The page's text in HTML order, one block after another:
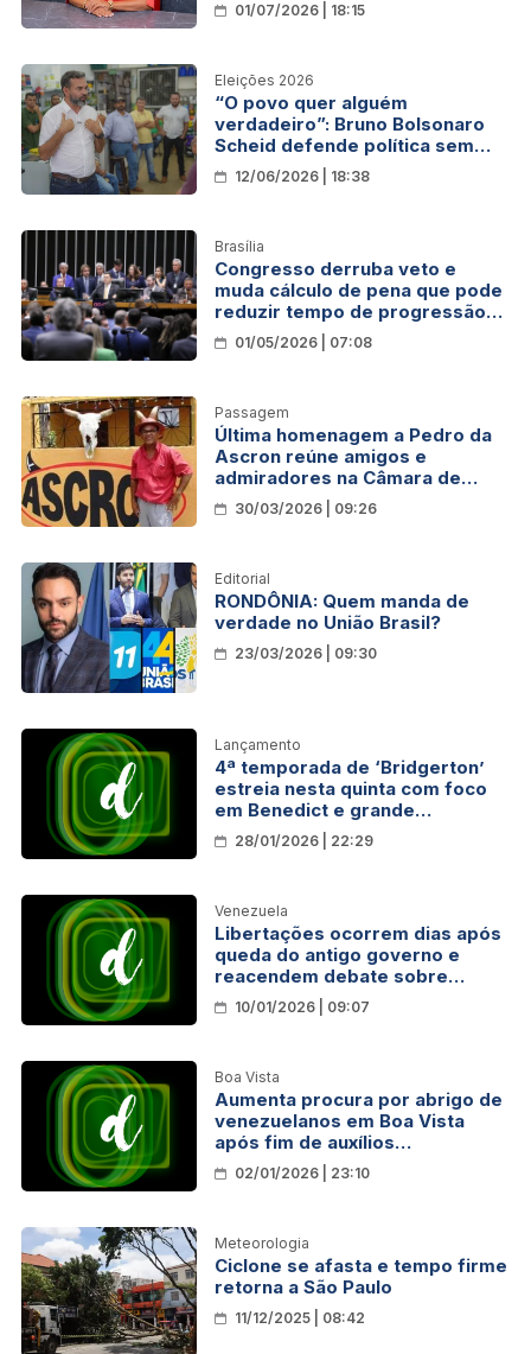
01/07/2026 | 18:15
Eleições 2026
“O povo quer alguém
verdadeiro”: Bruno Bolsonaro
Scheid defende política sem
personagens e voltada para
quem mais sofre
12/06/2026 | 18:38
Brasília
Congresso derruba veto e
muda cálculo de pena que pode
reduzir tempo de progressão
de Bolsonaro
01/05/2026 | 07:08
Passagem
Última homenagem a Pedro da
Ascron reúne amigos e
admiradores na Câmara de
Porto Velho
30/03/2026 | 09:26
Editorial
RONDÔNIA: Quem manda de
verdade no União Brasil?
23/03/2026 | 09:30
Lançamento
4ª temporada de ‘Bridgerton’
estreia nesta quinta com foco
em Benedict e grande
expectativa do público
28/01/2026 | 22:29
Venezuela
Libertações ocorrem dias após
queda do antigo governo e
reacendem debate sobre
direitos humanos no país
10/01/2026 | 09:07
Boa Vista
Aumenta procura por abrigo de
venezuelanos em Boa Vista
após fim de auxílios
temporários
02/01/2026 | 23:10
Meteorologia
Ciclone se afasta e tempo firme
retorna a São Paulo
11/12/2025 | 08:42